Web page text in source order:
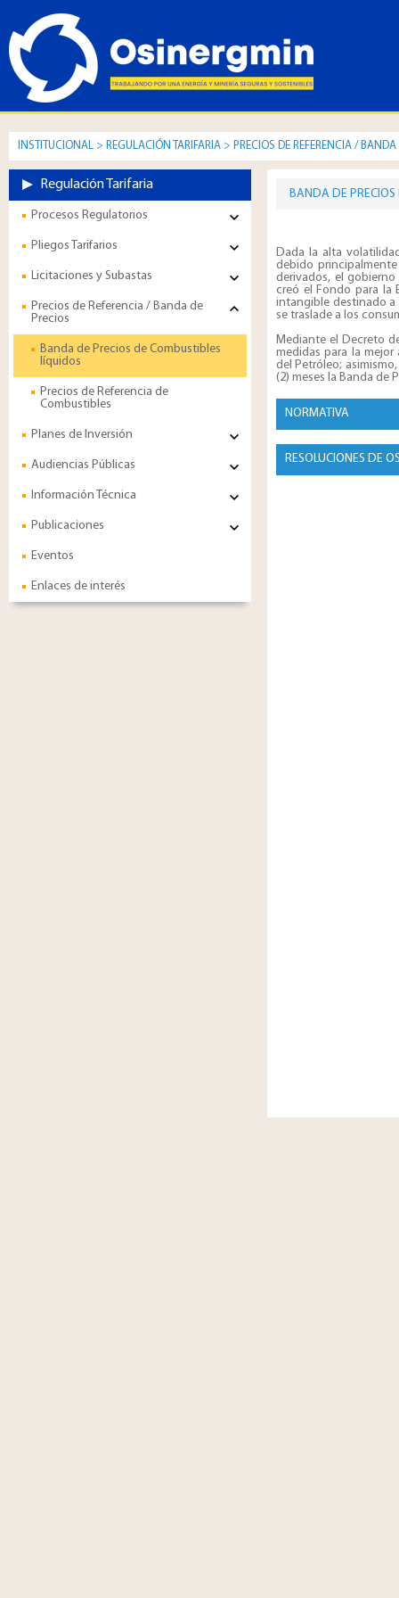
INSTITUCIONAL > REGULACIÓN TARIFARIA > PRECIOS DE REFERENCIA / BANDA
BANDA DE PRECIOS
Dada la alta
debido
derivados, el
creó el Fondo para la
intangible destinado a
se traslade a los
Mediante el Decreto
medidas para la
del Petróleo;
(2) meses la Banda de
NORMATIVA
RESOLUCIONES DE
Regulación Tarifaria
Procesos Regulatorios
Pliegos Tarifarios
Licitaciones y Subastas
Precios de Referencia / Banda de
Precios
Banda de Precios de Combustibles
líquidos
Precios de Referencia de
Combustibles
Planes de Inversión
Audiencias Públicas
Información Técnica
Publicaciones
Eventos
Enlaces de interés